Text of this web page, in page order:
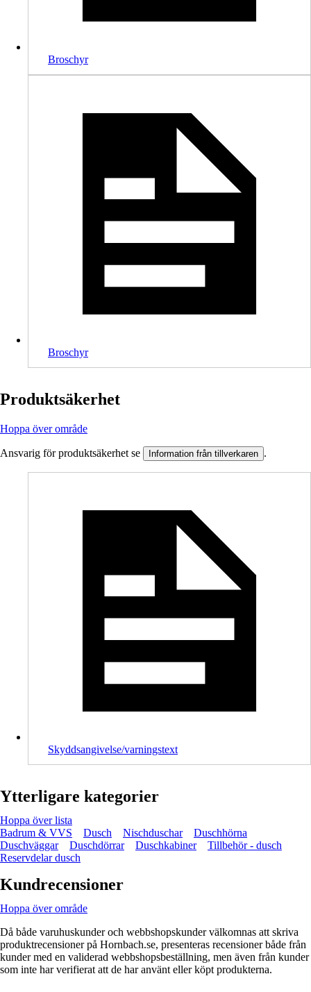
Broschyr
Broschyr
Produktsäkerhet
Hoppa över område
Ansvarig för produktsäkerhet se Information från tillverkaren .
Skyddsangivelse/varningstext
Ytterligare kategorier
Hoppa över lista
Badrum & VVS
Dusch Nischduschar
Duschhörna
Duschväggar
Duschdörrar Duschkabiner
Tillbehör - dusch
Reservdelar dusch
Kundrecensioner
Hoppa över område
Då både varuhuskunder och webbshopskunder välkomnas att skriva
produktrecensioner på Hornbach.se, presenteras recensioner både från
kunder med en validerad webbshopsbeställning, men även från kunder
som inte har verifierat att de har använt eller köpt produkterna.